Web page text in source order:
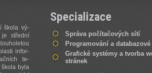
ško­la vý­
je střed­ní
in­for­
te­
by­la
Specializace
Správa počítačových sítí
Programování a
Grafické systémy a tvorba
stránek